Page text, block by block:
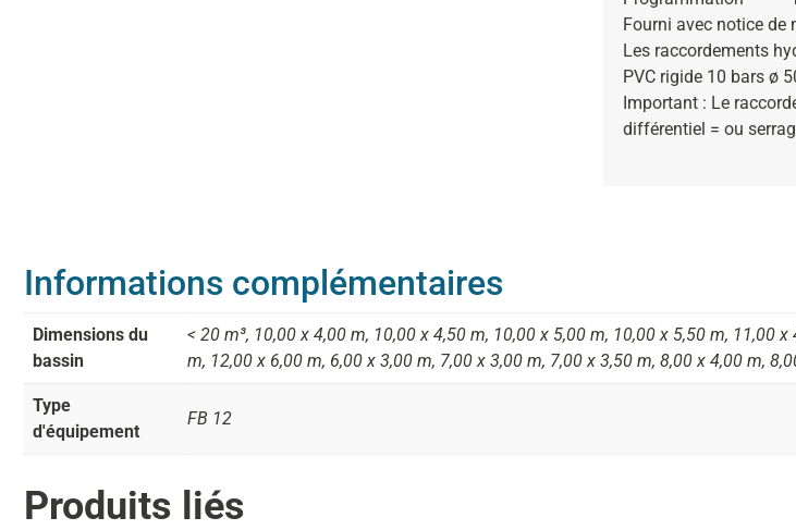
Fourni avec notice de
Les raccordements
PVC rigide 10 bars ø
Important: Le
différentiel = ou
Informations complémentaires
Dimensions du
bassin
< 20 m³, 10,00 x 4,00 m, 10,00 x 4,50 m, 10,00 x 5,00 m, 10,00 x 5,50 m, 11,00
m, 12,00 x 6,00 m, 6,00 x 3,00 m, 7,00 x 3,00 m, 7,00 x 3,50 m, 8,00 x 4,00 m,
Type
d'équipement
FB 12
Produits liés